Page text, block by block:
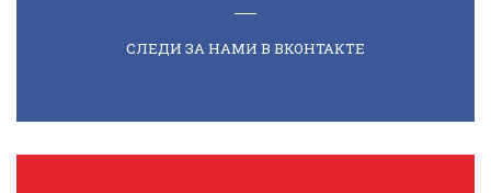
СЛЕДИ ЗА НАМИ В ВКОНТАКТЕ